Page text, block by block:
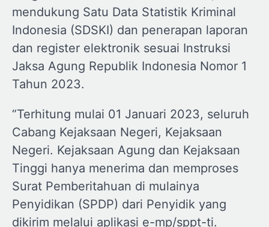
mendukung Satu Data Statistik Kriminal
Indonesia (SDSKI) dan penerapan laporan
dan register elektronik sesuai Instruksi
Jaksa Agung Republik Indonesia Nomor 1
Tahun 2023.
“Terhitung mulai 01 Januari 2023, seluruh
Cabang Kejaksaan Negeri, Kejaksaan
Negeri. Kejaksaan Agung dan Kejaksaan
Tinggi hanya menerima dan memproses
Surat Pemberitahuan di mulainya
Penyidikan (SPDP) dari Penyidik yang
dikirim melalui aplikasi e-mp/sppt-ti.